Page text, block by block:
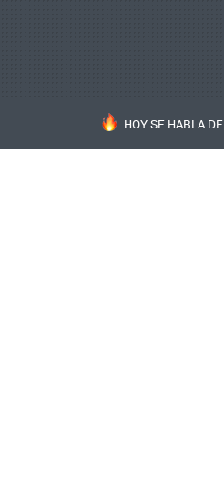
HOY SE HABLA DE